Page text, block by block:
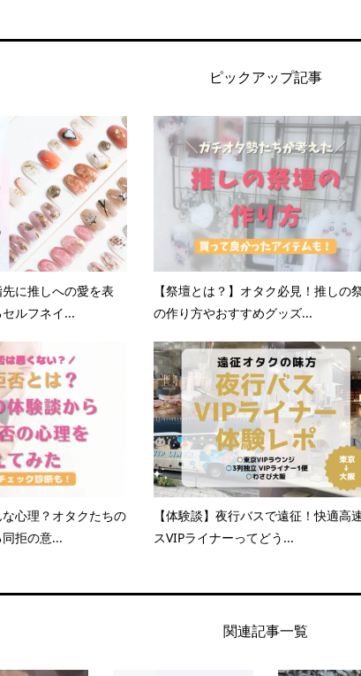
ピックアップ記事
に推しへの愛を表
ルフネイ...
【祭壇とは？】オタク必見！推しの
の作り方やおすすめグッズ...
心理？オタクたちの
拒の意...
【体験談】夜行バスで遠征！快適高
スVIPライナーってどう...
関連記事一覧